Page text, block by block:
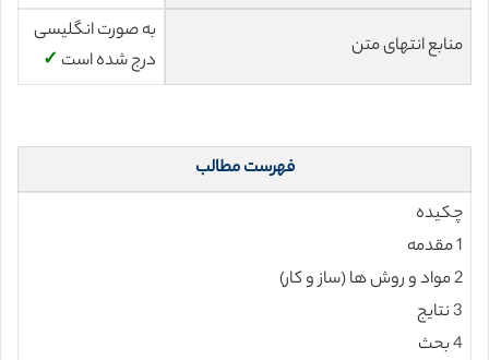
منابع انتهای متن
به صورت انگلیسی
درج شده است ✓
فهرست مطالب
چکیده
1 مقدمه
2 مواد و روش ها (ساز و کار)
3 نتایج
4 بحث